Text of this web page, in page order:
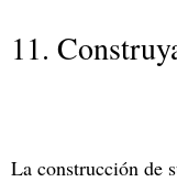
11.
La construcción de